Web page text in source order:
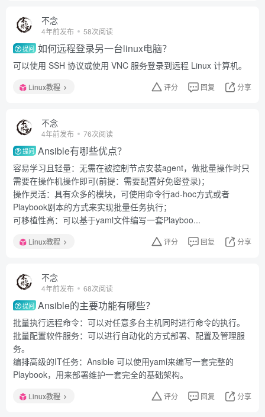
不念
4年前发布 58次阅读
提问 如何远程登录另一台linux电脑？
可以使用 SSH 协议或使用 VNC 服务登录到远程 Linux 计算机。
Linux教程 评分 回复 分享
不念
4年前发布 76次阅读
提问 Ansible有哪些优点？
容易学习且轻量：无需在被控制节点安装agent，做批量操作时只
需要在操作机操作即可(前提：需要配置好免密登录)；
操作灵活：具有众多的模块，可使用命令行ad-hoc方式或者
Playbook剧本的方式来实现批量任务执行；
可移植性高：可以基于yaml文件编写一套Playboo...
Linux教程 评分 回复 分享
不念
4年前发布 68次阅读
提问 Ansible的主要功能有哪些？
批量执行远程命令：可以对任意多台主机同时进行命令的执行。
批量配置软件服务：可以进行自动化的方式部署、配置及管理服
务。
编排高级的IT任务：Ansible 可以使用yaml来编写一套完整的
Playbook，用来部署维护一套完全的基础架构。
Linux教程 评分 回复 分享